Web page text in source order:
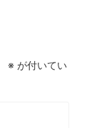
※ が付いてい